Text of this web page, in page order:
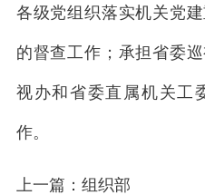
各级党组织落实机关党
的督查工作；承担省委
视办和省委直属机关工
作。
上一篇：组织部